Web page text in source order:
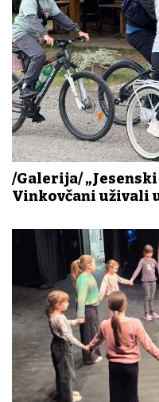
/Galerija/
Vinkovčani uživali